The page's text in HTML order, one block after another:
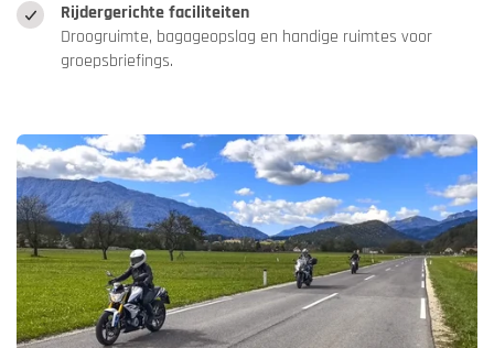
Rijdergerichte faciliteiten
Droogruimte, bagageopslag en handige ruimtes voor
groepsbriefings.